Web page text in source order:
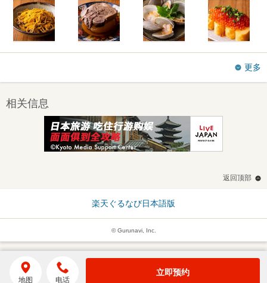
更多
相关信息
返回顶部
楽天ぐるなび日本語版
© Gurunavi, Inc.
地图 电话
立即预约